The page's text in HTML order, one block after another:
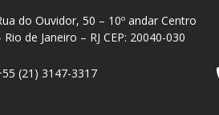
do Ouvidor, 50 – 10º andar Centro
Rio de Janeiro – RJ CEP: 20040-030
(21) 3147-3317